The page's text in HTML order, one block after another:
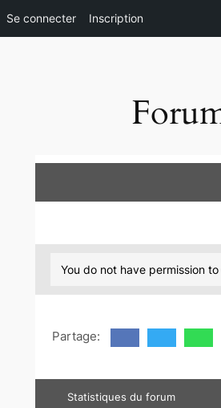
Se connecter Inscription
You do not have permission
Partage:
Statistiques du forum